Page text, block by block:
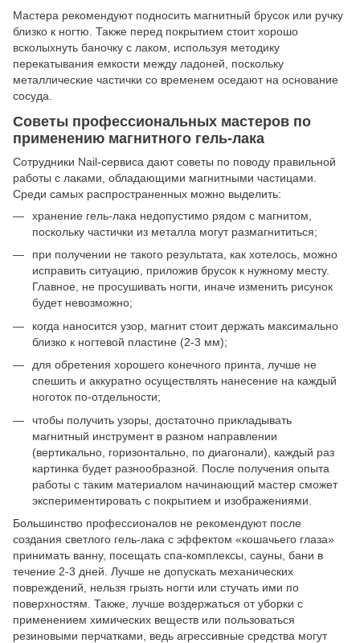
Мастера рекомендуют подносить магнитный брусок или ручку
близко к ногтю. Также перед покрытием стоит хорошо
всколыхнуть баночку с лаком, используя методику
перекатывания емкости между ладоней, поскольку
металлические частички со временем оседают на основание
сосуда.
Советы профессиональных мастеров по
применению магнитного гель-лака
Сотрудники Nail-сервиса дают советы по поводу правильной
работы с лаками, обладающими магнитными частицами.
Среди самых распространенных можно выделить:
хранение гель-лака недопустимо рядом с магнитом,
поскольку частички из металла могут размагнититься;
при получении не такого результата, как хотелось, можно
исправить ситуацию, приложив брусок к нужному месту.
Главное, не просушивать ногти, иначе изменить рисунок
будет невозможно;
когда наносится узор, магнит стоит держать максимально
близко к ногтевой пластине (2-3 мм);
для обретения хорошего конечного принта, лучше не
спешить и аккуратно осуществлять нанесение на каждый
ноготок по-отдельности;
чтобы получить узоры, достаточно прикладывать
магнитный инструмент в разном направлении
(вертикально, горизонтально, по диагонали), каждый раз
картинка будет разнообразной. После получения опыта
работы с таким материалом начинающий мастер сможет
экспериментировать с покрытием и изображениями.
Большинство профессионалов не рекомендуют после
создания светлого гель-лака с эффектом «кошачьего глаза»
принимать ванну, посещать спа-комплексы, сауны, бани в
течение 2-3 дней. Лучше не допускать механических
повреждений, нельзя грызть ногти или стучать ими по
поверхностям. Также, лучше воздержаться от уборки с
применением химических веществ или пользоваться
резиновыми перчатками, ведь агрессивные средства могут